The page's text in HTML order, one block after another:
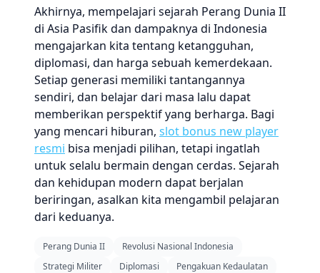
Akhirnya, mempelajari sejarah Perang Dunia II
di Asia Pasifik dan dampaknya di Indonesia
mengajarkan kita tentang ketangguhan,
diplomasi, dan harga sebuah kemerdekaan.
Setiap generasi memiliki tantangannya
sendiri, dan belajar dari masa lalu dapat
memberikan perspektif yang berharga. Bagi
yang mencari hiburan, slot bonus new player
resmi bisa menjadi pilihan, tetapi ingatlah
untuk selalu bermain dengan cerdas. Sejarah
dan kehidupan modern dapat berjalan
beriringan, asalkan kita mengambil pelajaran
dari keduanya.
Perang Dunia II
Revolusi Nasional Indonesia
Strategi Militer
Diplomasi
Pengakuan Kedaulatan